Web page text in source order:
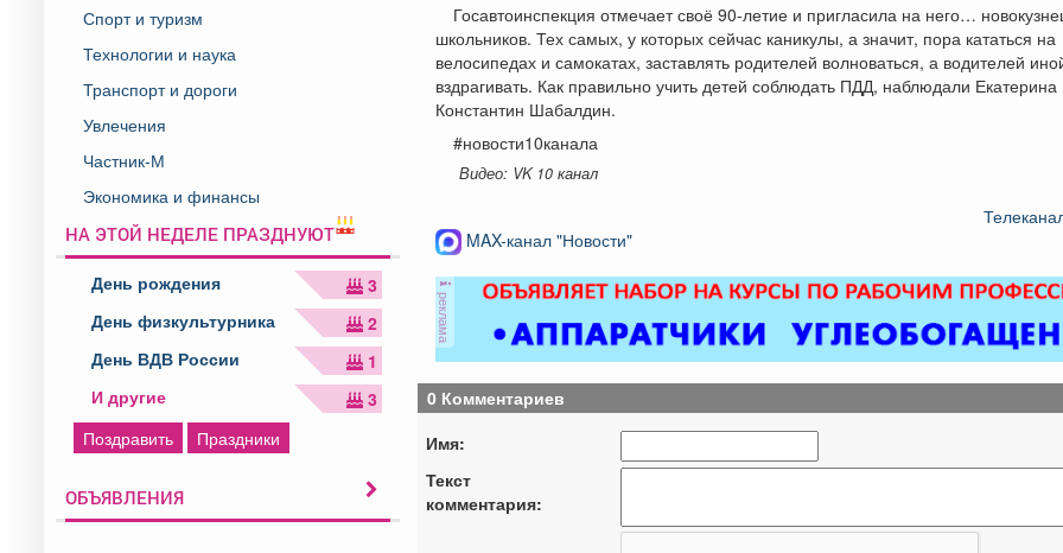
Спорт и туризм
Технологии и наука
Транспорт и дороги
Увлечения
Частник-М
Экономика и финансы
НА ЭТОЙ НЕДЕЛЕ ПРАЗДНУЮТ
День рождения
3
День физкультурника
2
День ВДВ России
1
И другие
3
Поздравить
Праздники
ОБЪЯВЛЕНИЯ
Госавтоинспекция отмечает своё 90-летие и пригласила на него…
школьников. Тех самых, у которых сейчас каникулы, а значит, пора кататься на
велосипедах и самокатах, заставлять родителей волноваться, а водителей
вздрагивать. Как правильно учить детей соблюдать ПДД, наблюдали
Константин Шабалдин.
#новости10канала
Видео: VK 10 канал
MAX-канал "Новости"
реклама
0 Комментариев
Имя:
Текст
комментария: